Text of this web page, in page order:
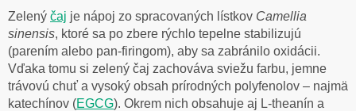
Zelený čaj je nápoj zo spracovaných lístkov Camellia
sinensis, ktoré sa po zbere rýchlo tepelne stabilizujú
(parením alebo pan-firingom), aby sa zabránilo oxidácii.
Vďaka tomu si zelený čaj zachováva sviežu farbu, jemne
trávovú chuť a vysoký obsah prírodných polyfenolov – najmä
katechínov (EGCG). Okrem nich obsahuje aj L-theanín a